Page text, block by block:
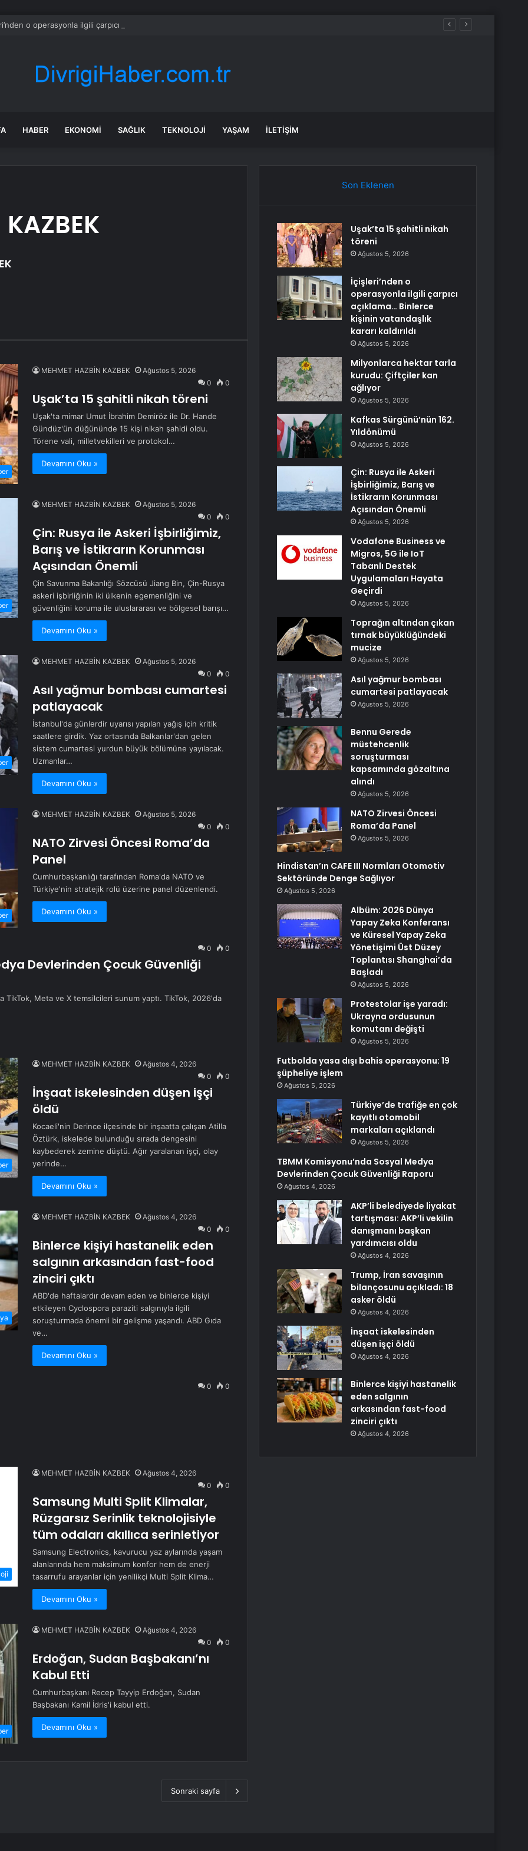
o operasyonla ilgili çarpıcı açıklama… Binlerce kişinin vatandaşlık kararı kaldırıldı
HABER EKONOMI SAĞLIK TEKNOLOJI YAŞAM İLETIŞIM
MEHMET HAZBİN KAZBEK
Ağustos 5, 2026
0
0
Uşak’ta 15 şahitli nikah töreni
Uşak'ta mimar Umut İbrahim Demiröz ile Dr. Hande
Gündüz'ün düğününde 15 kişi nikah şahidi oldu.
Törene vali, milletvekilleri ve protokol…
Devamını Oku »
MEHMET HAZBİN KAZBEK
Ağustos 5, 2026
0
0
Çin: Rusya ile Askeri İşbirliğimiz,
Barış ve İstikrarın Korunması
Açısından Önemli
Çin Savunma Bakanlığı Sözcüsü Jiang Bin, Çin-Rusya
askeri işbirliğinin iki ülkenin egemenliğini ve
güvenliğini koruma ile uluslararası ve bölgesel barışı…
Devamını Oku »
MEHMET HAZBİN KAZBEK
Ağustos 5, 2026
0
0
Asıl yağmur bombası cumartesi
patlayacak
İstanbul'da günlerdir uyarısı yapılan yağış için kritik
saatlere girdik. Yaz ortasında Balkanlar'dan gelen
sistem cumartesi yurdun büyük bölümüne yayılacak.
Uzmanlar…
Devamını Oku »
MEHMET HAZBİN KAZBEK
Ağustos 5, 2026
0
0
NATO Zirvesi Öncesi Roma’da
Panel
Cumhurbaşkanlığı tarafından Roma'da NATO ve
Türkiye'nin stratejik rolü üzerine panel düzenlendi.
Devamını Oku »
0 0
Devlerinden Çocuk Güvenliği
Meta ve X temsilcileri sunum yaptı. TikTok, 2026'da
MEHMET HAZBİN KAZBEK
Ağustos 4, 2026
0
0
İnşaat iskelesinden düşen işçi
öldü
Kocaeli'nin Derince ilçesinde bir inşaatta çalışan Atilla
Öztürk, iskelede bulunduğu sırada dengesini
kaybederek zemine düştü. Ağır yaralanan işçi, olay
yerinde…
Devamını Oku »
MEHMET HAZBİN KAZBEK
Ağustos 4, 2026
0
0
Binlerce kişiyi hastanelik eden
salgının arkasından fast-food
zinciri çıktı
ABD'de haftalardır devam eden ve binlerce kişiyi
etkileyen Cyclospora paraziti salgınıyla ilgili
soruşturmada önemli bir gelişme yaşandı. ABD Gıda
ve…
Devamını Oku »
0 0
MEHMET HAZBİN KAZBEK
Ağustos 4, 2026
0
0
Samsung Multi Split Klimalar,
Rüzgarsız Serinlik teknolojisiyle
tüm odaları akıllıca serinletiyor
Samsung Electronics, kavurucu yaz aylarında yaşam
alanlarında hem maksimum konfor hem de enerji
tasarrufu arayanlar için yenilikçi Multi Split Klima…
Devamını Oku »
MEHMET HAZBİN KAZBEK
Ağustos 4, 2026
0
0
Erdoğan, Sudan Başbakanı’nı
Kabul Etti
Cumhurbaşkanı Recep Tayyip Erdoğan, Sudan
Başbakanı Kamil İdris'i kabul etti.
Devamını Oku »
Sonraki sayfa
Son Eklenen
Uşak’ta 15 şahitli nikah
töreni
Ağustos 5, 2026
İçişleri’nden o
operasyonla ilgili çarpıcı
açıklama… Binlerce
kişinin vatandaşlık
kararı kaldırıldı
Ağustos 5, 2026
Milyonlarca hektar tarla
kurudu: Çiftçiler kan
ağlıyor
Ağustos 5, 2026
Kafkas Sürgünü’nün 162.
Yıldönümü
Ağustos 5, 2026
Çin: Rusya ile Askeri
İşbirliğimiz, Barış ve
İstikrarın Korunması
Açısından Önemli
Ağustos 5, 2026
Vodafone Business ve
Migros, 5G ile IoT
Tabanlı Destek
Uygulamaları Hayata
Geçirdi
Ağustos 5, 2026
Toprağın altından çıkan
tırnak büyüklüğündeki
mucize
Ağustos 5, 2026
Asıl yağmur bombası
cumartesi patlayacak
Ağustos 5, 2026
Bennu Gerede
müstehcenlik
soruşturması
kapsamında gözaltına
alındı
Ağustos 5, 2026
NATO Zirvesi Öncesi
Roma’da Panel
Ağustos 5, 2026
Hindistan’ın CAFE III Normları Otomotiv
Sektöründe Denge Sağlıyor
Ağustos 5, 2026
Albüm: 2026 Dünya
Yapay Zeka Konferansı
ve Küresel Yapay Zeka
Yönetişimi Üst Düzey
Toplantısı Shanghai’da
Başladı
Ağustos 5, 2026
Protestolar işe yaradı:
Ukrayna ordusunun
komutanı değişti
Ağustos 5, 2026
Futbolda yasa dışı bahis operasyonu: 19
şüpheliye işlem
Ağustos 5, 2026
Türkiye’de trafiğe en çok
kayıtlı otomobil
markaları açıklandı
Ağustos 5, 2026
TBMM Komisyonu’nda Sosyal Medya
Devlerinden Çocuk Güvenliği Raporu
Ağustos 4, 2026
AKP’li belediyede liyakat
tartışması: AKP’li vekilin
danışmanı başkan
yardımcısı oldu
Ağustos 4, 2026
Trump, İran savaşının
bilançosunu açıkladı: 18
asker öldü
Ağustos 4, 2026
İnşaat iskelesinden
düşen işçi öldü
Ağustos 4, 2026
Binlerce kişiyi hastanelik
eden salgının
arkasından fast-food
zinciri çıktı
Ağustos 4, 2026